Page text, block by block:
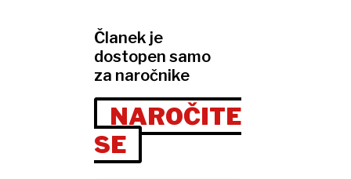
Članek je
dostopen samo
za naročnike
NAROČITE
SE